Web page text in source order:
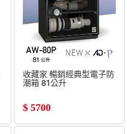
收藏家 暢銷經典型電子防
潮箱 81公升
$ 5700